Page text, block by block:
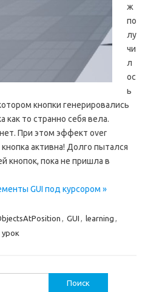
ж
по
лу
чи
л
ос
ь
кнопки генерировались
как то странно себя вела.
При этом эффект over
активна! Долго пытался
кнопок, пока не пришла в
GUI под курсором »
, GUI , learning ,
урок